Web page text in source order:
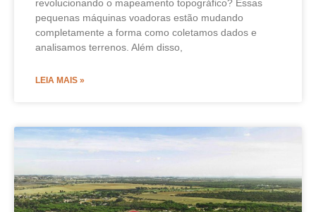
revolucionando o mapeamento topográfico? Essas
pequenas máquinas voadoras estão mudando
completamente a forma como coletamos dados e
analisamos terrenos. Além disso,
LEIA MAIS »